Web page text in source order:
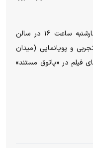
«پاتوق مستند» هر هفته دوشنبه و چهارشنبه ساعت ۱۶ در سالن
و پویانمایی (میدان
است. تماشای فیلم در «پاتوق مستند»